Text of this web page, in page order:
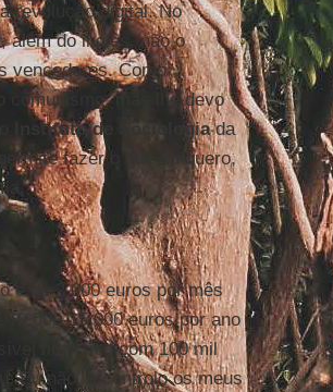
revolução digital. No
além do inglês, não o
vencedores. Como
comunismo, mas lhe devo
Instituto de Sociologiada
fazer o que eu quero,
é de 2.000 euros por mês
10.000-15.000 euros por ano
ficar rico com 100 mil
Eu não, e controlo os meus